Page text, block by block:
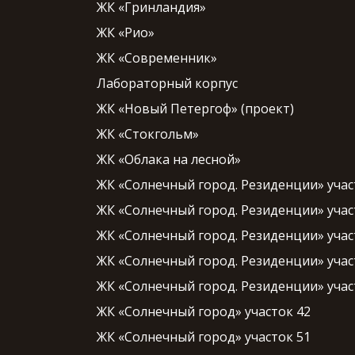
ЖК «Гринландия»
ЖК «Рио»
ЖК «Современник»
Лабораторный корпус
ЖК «Новый Петергоф» (проект)
ЖК «Стокгольм»
ЖК «Облака на лесной»
ЖК «Солнечный город. Резиденции»
ЖК «Солнечный город. Резиденции»
ЖК «Солнечный город. Резиденции»
ЖК «Солнечный город. Резиденции»
ЖК «Солнечный город. Резиденции»
ЖК «Солнечный город» участок 42
ЖК «Солнечный город» участок 51